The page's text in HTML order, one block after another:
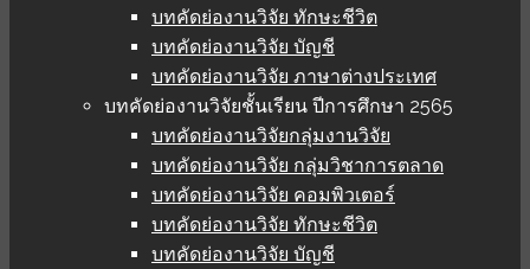
บทคัดย่องานวิจัย ทักษะชีวิต
บทคัดย่องานวิจัย บัญชี
บทคัดย่องานวิจัย ภาษาต่างประเทศ
บทคัดย่องานวิจัยชั้นเรียน ปีการศึกษา 2565
บทคัดย่องานวิจัยกลุ่มงานวิจัย
บทคัดย่องานวิจัย กลุ่มวิชาการตลาด
บทคัดย่องานวิจัย คอมพิวเตอร์
บทคัดย่องานวิจัย ทักษะชีวิต
บทคัดย่องานวิจัย บัญชี